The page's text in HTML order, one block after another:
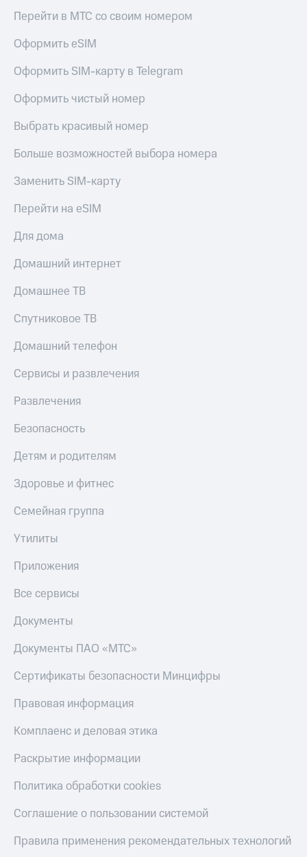
Перейти в МТС со своим номером
Оформить eSIM
Оформить SIM-карту в Telegram
Оформить чистый номер
Выбрать красивый номер
Больше возможностей выбора номера
Заменить SIM-карту
Перейти на eSIM
Для дома
Домашний интернет
Домашнее ТВ
Спутниковое ТВ
Домашний телефон
Сервисы и развлечения
Развлечения
Безопасность
Детям и родителям
Здоровье и фитнес
Семейная группа
Утилиты
Приложения
Все сервисы
Документы
Документы ПАО «МТС»
Сертификаты безопасности Минцифры
Правовая информация
Комплаенс и деловая этика
Раскрытие информации
Политика обработки cookies
Соглашение о пользовании системой
Правила применения рекомендательных технологий